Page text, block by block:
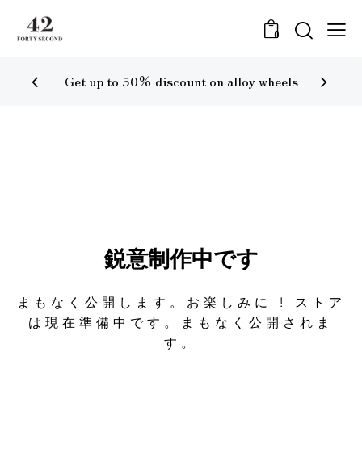
0
Get up to 50% discount on alloy wheels
鋭意制作中です
まもなく公開します。お楽しみに ! ストア
は現在準備中です。まもなく公開されま
す。